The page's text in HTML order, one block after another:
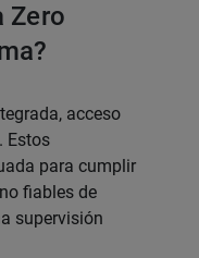
Zero
acceso
Estos
para cumplir
fiables de
supervisión